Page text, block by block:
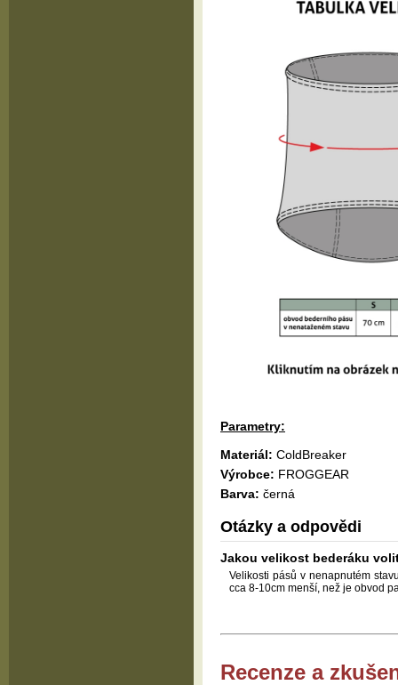
Parametry:
Materiál: ColdBreaker
Výrobce: FROGGEAR
Barva: černá
Otázky a odpovědi
Jakou velikost bederáku
Velikosti pásů v nenapnutém
cca 8-10cm menší, než je obvod
Recenze a